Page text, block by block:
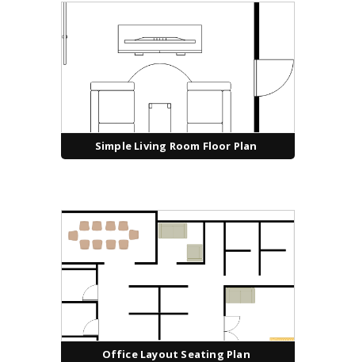
Simple Living Room Floor Plan
Office Layout Seating Plan